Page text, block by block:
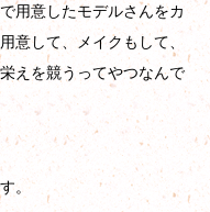
用意したモデルさんをカ
意して、メイクもして、
えを競うってやつなんで
。